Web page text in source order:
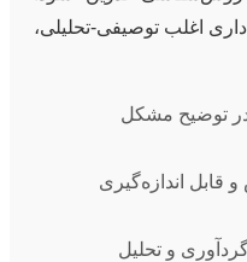
اغلب توصیفی-تحلیلی،
توضیح مشکل
اندازه‌گیری
و تحلیل